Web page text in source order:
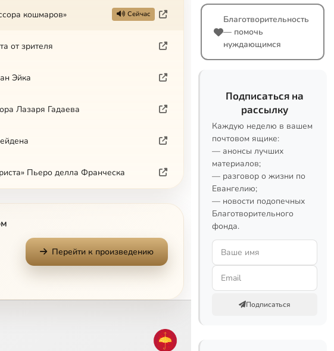
кошмаров» Сейчас
от зрителя
Эйка
Лазаря Гадаева
Пьеро делла Франческа
Перейти к произведению
Благотворительность
— помочь
нуждающимся
Подписаться на
рассылку
Каждую неделю в вашем
почтовом ящике:
— анонсы лучших
материалов;
— разговор о жизни по
Евангелию;
— новости подопечных
Благотворительного
фонда.
Подписаться